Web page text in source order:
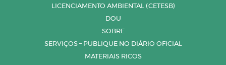
LICENCIAMENTO AMBIENTAL (CETESB)
DOU
SOBRE
SERVIÇOS – PUBLIQUE NO DIÁRIO OFICIAL
MATERIAIS RICOS